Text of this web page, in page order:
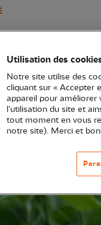
(Orobanche minor
Les
Utilisation des
Notre site utilise des
cliquant sur « Accepter
appareil pour améliorer
l’utilisation du site et
tout moment en vous
notre site). Merci et